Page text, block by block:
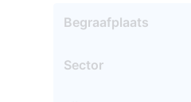
Begraafplaats
Sector